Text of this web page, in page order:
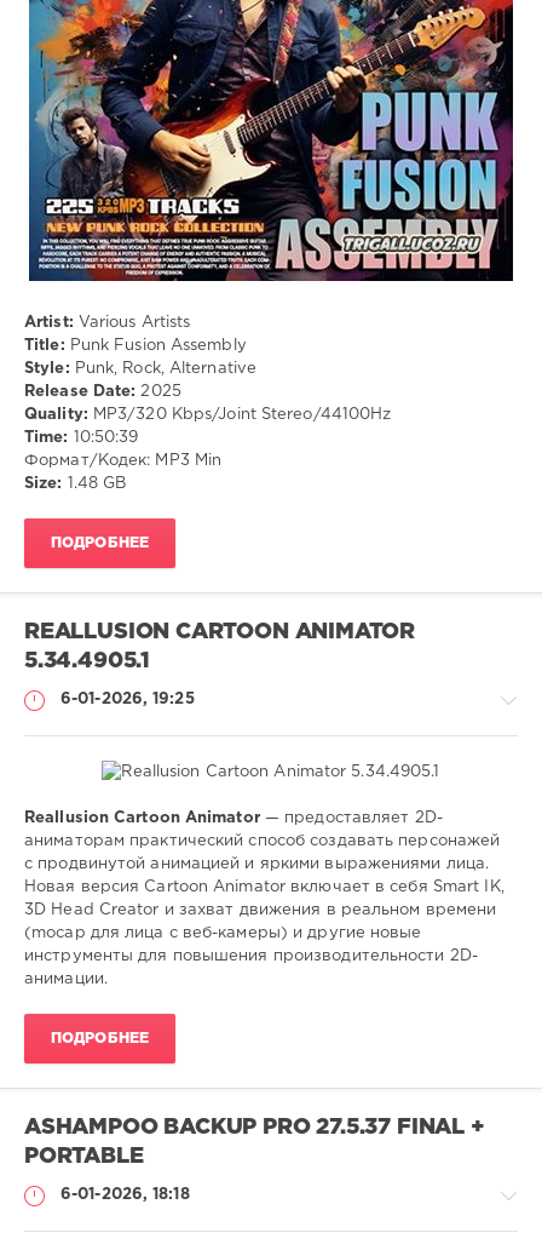
Punk,
Rock,
Alternative
Artist: Various Artists
Title: Punk Fusion Assembly
Style: Punk, Rock, Alternative
Release Date: 2025
Quality: MP3/320 Kbps/Joint Stereo/44100Hz
Time:
10:50:39
Формат/Кодек: MP3 Min
Size:
1.48 GB
ПОДРОБНЕЕ
REALLUSION CARTOON ANIMATOR
5.34.4905.1
6-01-2026, 19:25
SamDel
0
создать
3D,
анимации
Reallusion Cartoon Animator— предоставляет 2D-
аниматорам практический способ создавать персонажей
с продвинутой анимацией и яркими выражениями лица.
Новая версия Cartoon Animator включает в себя Smart IK,
3D Head Creator и захват движения в реальном времени
(mocap для лица с веб-камеры) и другие новые
инструменты для повышения производительности 2D-
анимации.
ПОДРОБНЕЕ
ASHAMPOO BACKUP PRO 27.5.37 FINAL +
PORTABLE
6-01-2026, 18:18